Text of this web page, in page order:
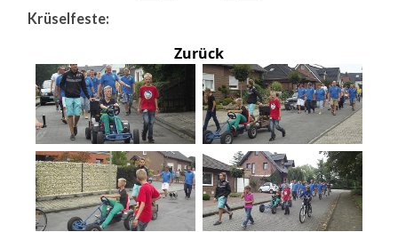
Krüselfeste:
Zurück